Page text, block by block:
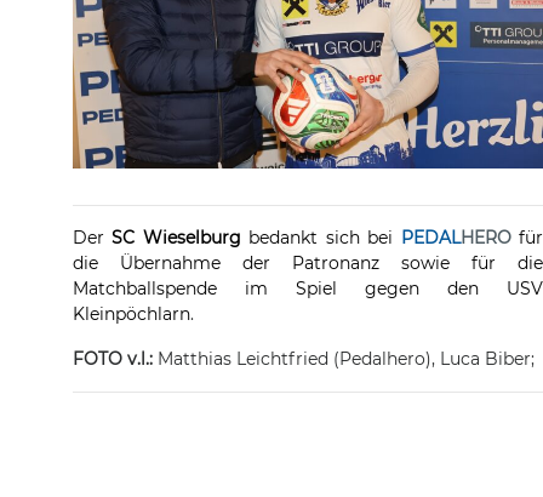
DerSC Wieselburg bedankt sich bei PEDALHEROfür
die Übernahme der Patronanz sowie für die
Matchballspende im Spiel gegen den USV
Kleinpöchlarn.
FOTO v.l.: Matthias Leichtfried (Pedalhero), Luca Biber;